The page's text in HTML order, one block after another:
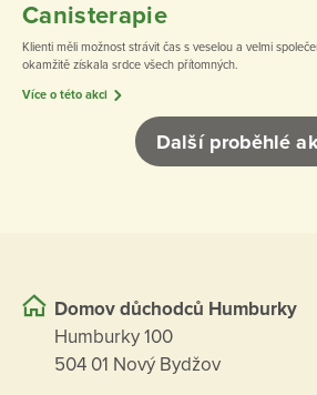
Canisterapie
Klienti měli možnost strávit čas s veselou a velmi
okamžitě získala srdce všech přítomných.
Více o této akci
Další proběhlé
Domov důchodců Humburky
Humburky 100
504 01 Nový Bydžov